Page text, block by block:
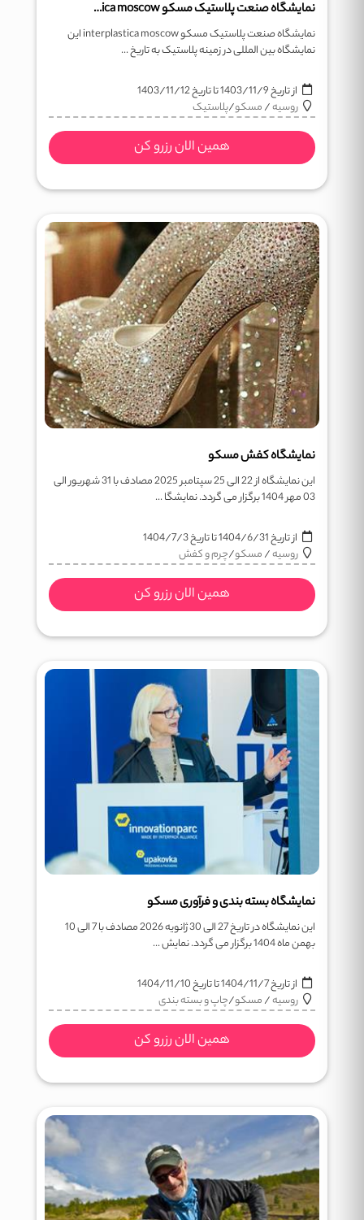
نمایشگاه صنعت پلاستیک مسکو interplastica moscow
نمایشگاه صنعت پلاستیک مسکو interplastica moscow این
نمایشگاه بین المللی در زمینه پلاستیک به تاریخ ...
از تاریخ1403/11/9تا تاریخ1403/11/12
روسیه/مسکو/پلاستیک
همین الان رزرو کن
نمایشگاه کفش مسکو
این نمایشگاه از 22 الی 25 سپتامبر 2025 مصادف با 31 شهریور الی
03 مهر 1404 برگزار می گردد. نمایشگا ...
از تاریخ1404/6/31تا تاریخ1404/7/3
روسیه/مسکو/چرم و کفش
همین الان رزرو کن
نمایشگاه بسته بندی و فرآوری مسکو
این نمایشگاه در تاریخ 27 الی 30 ژانویه 2026 مصادف با 7 الی 10
بهمن ماه 1404 برگزار می گردد. نمایش ...
از تاریخ1404/11/7تا تاریخ1404/11/10
روسیه/مسکو/چاپ و بسته بندی
همین الان رزرو کن